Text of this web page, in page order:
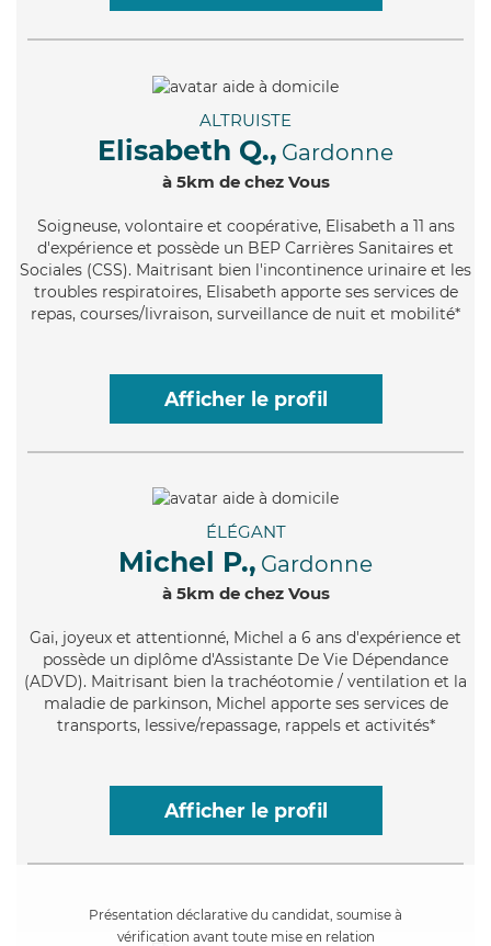
ALTRUISTE
Elisabeth Q., Gardonne
à 5km de chez Vous
Soigneuse, volontaire et coopérative, Elisabeth a 11 ans
d'expérience et possède un BEP Carrières Sanitaires et
Sociales (CSS). Maitrisant bien l'incontinence urinaire et les
troubles respiratoires, Elisabeth apporte ses services de
repas, courses/livraison, surveillance de nuit et mobilité*
Afficher le profil
ÉLÉGANT
Michel P., Gardonne
à 5km de chez Vous
Gai, joyeux et attentionné, Michel a 6 ans d'expérience et
possède un diplôme d'Assistante De Vie Dépendance
(ADVD). Maitrisant bien la trachéotomie / ventilation et la
maladie de parkinson, Michel apporte ses services de
transports, lessive/repassage, rappels et activités*
Afficher le profil
Présentation déclarative du candidat, soumise à
vérification avant toute mise en relation